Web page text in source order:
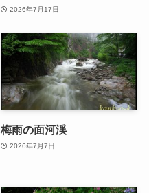
2026年7月17日
梅雨の面河渓
2026年7月7日